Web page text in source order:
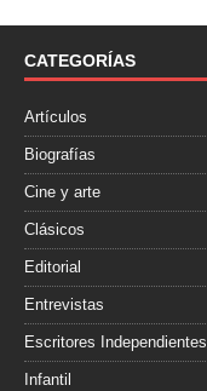
o
k
r
t
i
CATEGORÍAS
Artículos
Biografías
Cine y arte
Clásicos
Editorial
Entrevistas
Escritores Independientes
Infantil